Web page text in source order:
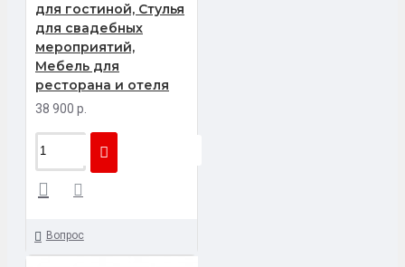
для гостиной, Стулья
для свадебных
мероприятий,
Мебель для
ресторана и отеля
38 900 р.
Вопрос